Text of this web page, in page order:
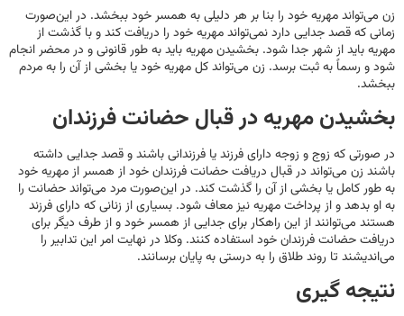
زن می‌تواند مهریه خود را بنا بر هر دلیلی به همسر خود ببخشد. در این‌صورت
زمانی که قصد جدایی دارد نمی‌تواند مهریه خود را دریافت کند و با گذشت از
مهریه باید از شهر جدا شود. بخشیدن مهریه باید به طور قانونی و در محضر انجام
شود و رسماً به ثبت برسد. زن می‌تواند کل مهریه خود یا بخشی از آن را به مردم
ببخشد.
بخشیدن مهریه در قبال حضانت فرزندان
در صورتی که زوج و زوجه دارای فرزند یا فرزندانی باشند و قصد جدایی داشته
باشند زن می‌تواند در قبال دریافت حضانت فرزندان خود از همسر از مهریه خود
به طور کامل یا بخشی از آن را گذشت کند. در این‌صورت مرد می‌تواند حضانت را
به او بدهد و از پرداخت مهریه نیز معاف شود. بسیاری از زنانی که دارای فرزند
هستند می‌توانند از این راهکار برای جدایی از همسر خود و از طرف دیگر برای
دریافت حضانت فرزندان خود استفاده کنند. وکلا در نهایت امر این تدابیر را
می‌اندیشند تا روند طلاق را به درستی به پایان برسانند.
نتیجه گیری